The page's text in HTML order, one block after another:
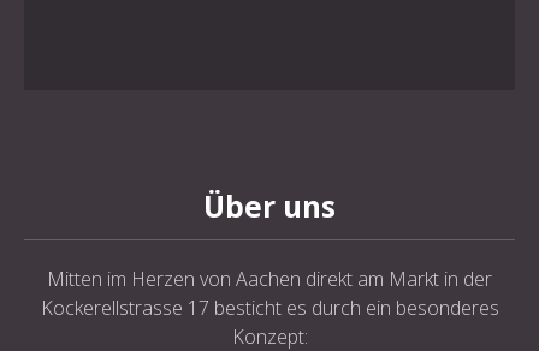
Über uns
Mitten im Herzen von Aachen direkt am Markt in der
Kockerellstrasse 17 besticht es durch ein besonderes
Konzept: